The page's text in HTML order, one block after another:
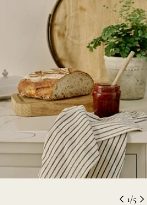
media 0 i modal
1/5